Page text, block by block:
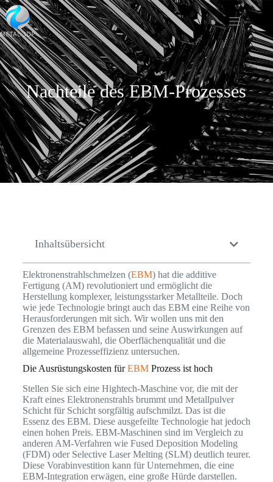
Nachteile des EBM-Prozesses
Inhaltsübersicht
Elektronenstrahlschmelzen (EBM) hat die additive
Fertigung (AM) revolutioniert und ermöglicht die
Herstellung komplexer, leistungsstarker Metallteile. Doch
wie jede Technologie bringt auch das EBM eine Reihe von
Herausforderungen mit sich. Wir wollen uns mit den
Grenzen des EBM befassen und seine Auswirkungen auf
die Materialauswahl, die Oberflächenqualität und die
allgemeine Prozesseffizienz untersuchen.
Die Ausrüstungskosten fürEBMProzess ist hoch
Stellen Sie sich eine Hightech-Maschine vor, die mit der
Kraft eines Elektronenstrahls brummt und Metallpulver
Schicht für Schicht sorgfältig aufschmilzt. Das ist die
Essenz des EBM. Diese ausgefeilte Technologie hat jedoch
einen hohen Preis. EBM-Maschinen sind im Vergleich zu
anderen AM-Verfahren wie Fused Deposition Modeling
(FDM) oder Selective Laser Melting (SLM) deutlich teurer.
Diese Vorabinvestition kann für Unternehmen, die eine
EBM-Integration erwägen, eine große Hürde darstellen.